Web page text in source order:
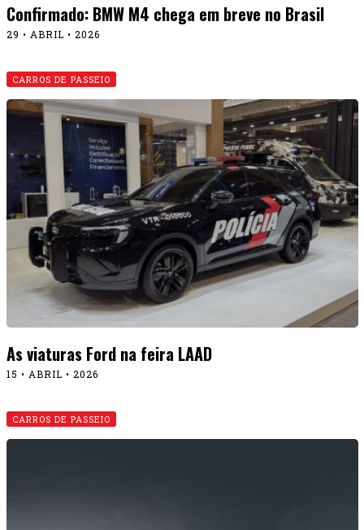
Confirmado: BMW M4 chega em breve no Brasil
29 • ABRIL • 2026
CARROS DE PASSEIO
As viaturas Ford na feira LAAD
15 • ABRIL • 2026
CARROS DE PASSEIO